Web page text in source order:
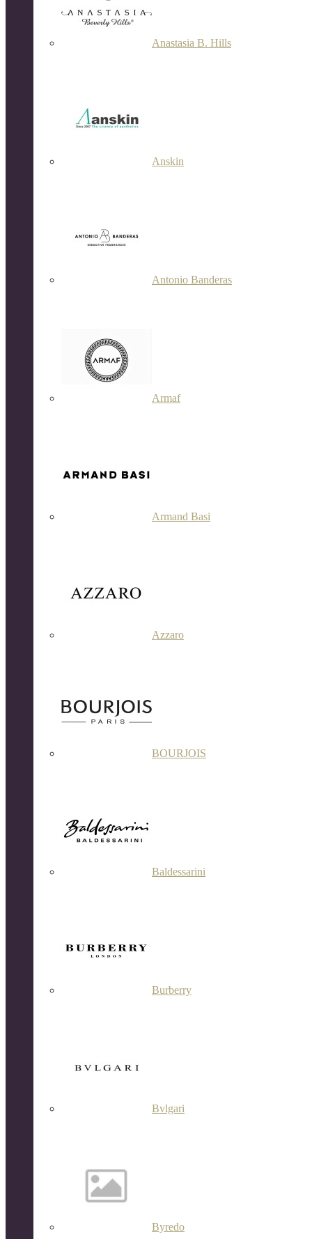
Anastasia B. Hills
Anskin
Antonio Banderas
Armaf
Armand Basi
Azzaro
BOURJOIS
Baldessarini
Burberry
Bvlgari
Byredo